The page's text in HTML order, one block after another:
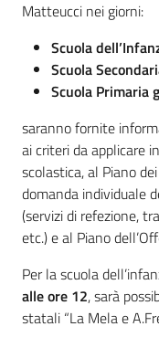
Matteucci nei giorni:
Scuola
Scuola
Scuola Primaria
saranno fornite
ai criteri da applicare
scolastica, al Piano
domanda individuale
(servizi di refezione,
etc.) e al Piano
Per la scuola
alle ore 12, sarà
statali “La Mela e